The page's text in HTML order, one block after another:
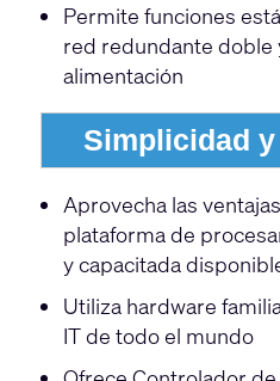
Permite funciones
red redundante doble
alimentación
Simplicidad
Aprovecha las
plataforma de
y capacitada
Utiliza hardware
IT de todo el mundo